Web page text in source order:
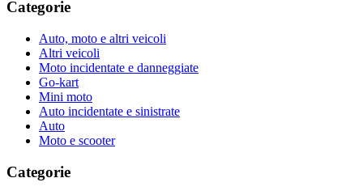
Categorie
Auto, moto e altri veicoli
Altri veicoli
Moto incidentate e danneggiate
Go-kart
Mini moto
Auto incidentate e sinistrate
Auto
Moto e scooter
Categorie